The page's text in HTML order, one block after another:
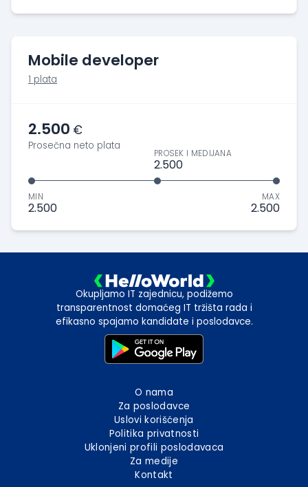
Mobile developer
1 plata
2.500 €
Prosečna neto plata
MIN
2.500
PROSEK I MEDIJANA
2.500
MAX
2.500
Okupljamo IT zajednicu, podižemo
transparentnost domaćeg IT tržišta rada i
efikasno spajamo kandidate i poslodavce.
O nama
Za poslodavce
Uslovi korišćenja
Politika privatnosti
Uklonjeni profili poslodavaca
Za medije
Kontakt